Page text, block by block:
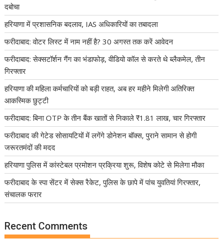
दबोचा
हरियाणा में प्रशासनिक बदलाव, IAS अधिकारियों का तबादला
फरीदाबाद: वोटर लिस्ट में नाम नहीं है? 30 अगस्त तक करें आवेदन
फरीदाबाद: सेक्सटॉर्शन गैंग का भंडाफोड़, वीडियो कॉल से करते थे ब्लैकमेल, तीन
गिरफ्तार
हरियाणा की महिला कर्मचारियों को बड़ी राहत, अब हर महीने मिलेगी अतिरिक्त
आकस्मिक छुट्टी
फरीदाबाद: बिना OTP के तीन बैंक खातों से निकाले ₹1.81 लाख, चार गिरफ्तार
फरीदाबाद की गेटेड सोसायटियों में लगेंगे डोनेशन बॉक्स, पुराने सामान से होगी
जरूरतमंदों की मदद
हरियाणा पुलिस में कांस्टेबल प्रमोशन प्रक्रिया शुरू, विशेष कोटे से मिलेगा मौका
फरीदाबाद के स्पा सेंटर में सेक्स रैकेट, पुलिस के छापे में पांच युवतियां गिरफ्तार,
संचालक फरार
Recent Comments